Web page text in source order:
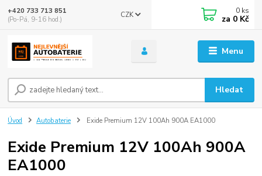
Menu
CZK
Hledat
+420 733 713 851
(Po-Pá, 9-16 hod.)
0 ks
za 0 Kč
Úvod Autobaterie Exide Premium 12V 100Ah 900A EA1000
Exide Premium 12V 100Ah 900A
EA1000